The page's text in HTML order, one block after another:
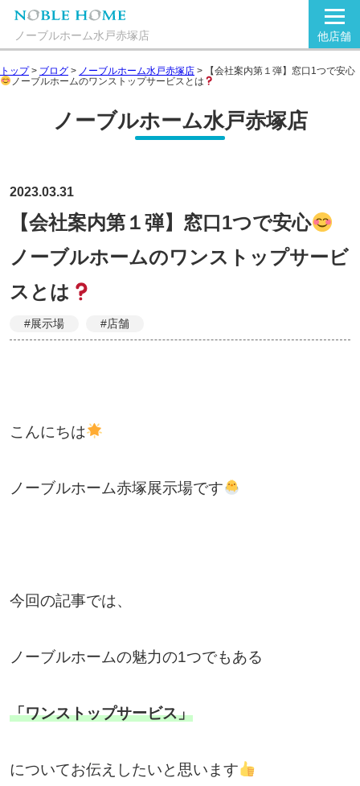
ノーブルホーム水戸赤塚店 他店舗
トップ> ブログ > ノーブルホーム水戸赤塚店 >
【会社案内第１弾】窓口1つで安心
ノーブルホームのワンストップサービスとは
ノーブルホーム水戸赤塚店
2023.03.31
【会社案内第１弾】窓口1つで安心
ノーブルホームのワンストップサービ
スとは
#展示場 #店舗
こんにちは
ノーブルホーム赤塚展示場です
今回の記事では、
ノーブルホームの魅力の1つでもある
「ワンストップサービス」
についてお伝えしたいと思います